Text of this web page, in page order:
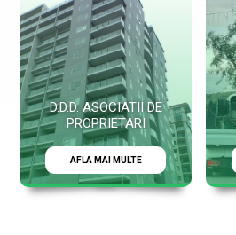
AFLA MAI MULTE
D.D.D. ASOCIATII DE
PROPRIETARI